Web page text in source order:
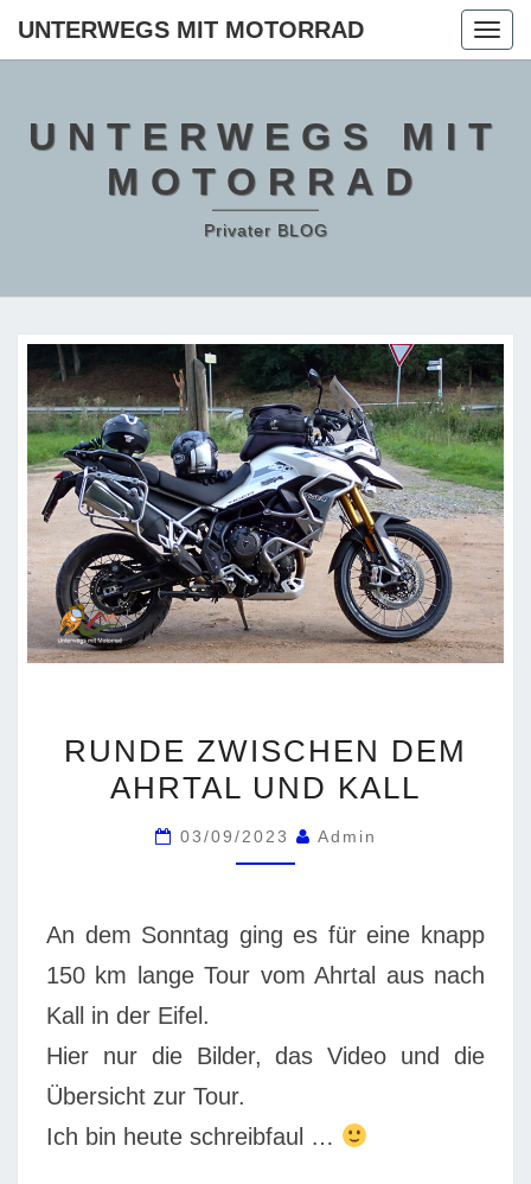
UNTERWEGS MIT MOTORRAD
UNTERWEGS MIT
MOTORRAD
Privater BLOG
ZWISCHEN
DEM
RUNDE ZWISCHEN DEM
AHRTAL UND KALL
03/09/2023 Admin
An dem Sonntag ging es für eine knapp
150 km lange Tour vom Ahrtal aus nach
Kall in der Eifel.
Hier nur die Bilder, das Video und die
Übersicht zur Tour.
Ich bin heute schreibfaul …